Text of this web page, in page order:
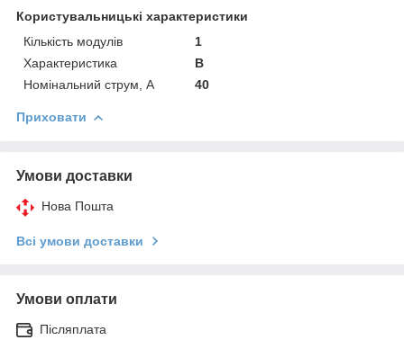
Користувальницькі характеристики
Кількість модулів
1
Характеристика
B
Номінальний струм, А
40
Приховати
Умови доставки
Нова Пошта
Всі умови доставки
Умови оплати
Післяплата